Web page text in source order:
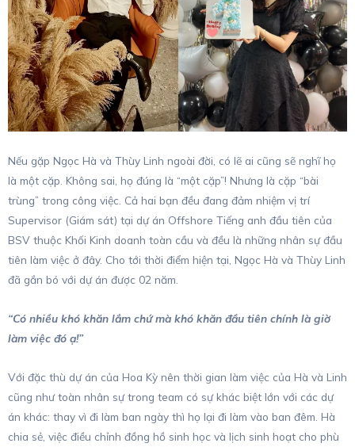
Nếu gặp Ngọc Hà và Thùy Linh ngoài đời, có lẽ ai cũng sẽ nghĩ họ
là một cặp. Không sai, họ đúng là “một cặp”! Nhưng là cặp “bài
trùng” trong công việc. Cả hai bạn đều đang đảm nhiệm vị trí
Supervisor (Giám sát) tại dự án Offshore Tiếng anh đầu tiên của
BSV thuộc Khối Kinh doanh toàn cầu và đều là những nhân sự đầu
tiên làm việc ở đây. Cho tới thời điểm hiện tại, Ngọc Hà và Thùy Linh
đã gắn bó với dự án được 02 năm.
“Có nhiều khó khăn lắm chứ mà khó khăn đầu tiên chính là giờ
làm việc đó ạ!”
Với đặc thù dự án của Hoa Kỳ nên thời gian làm việc của Hà và Linh
cũng như toàn nhân sự trong team có sự khác biệt lớn với các dự
án khác: thay vì đi làm ban ngày thì họ lại đi làm vào ban đêm. Hà
chia sẻ, việc điều chỉnh đồng hồ sinh học và lịch sinh hoạt cho phù